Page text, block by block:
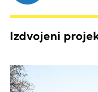
Izdvojeni